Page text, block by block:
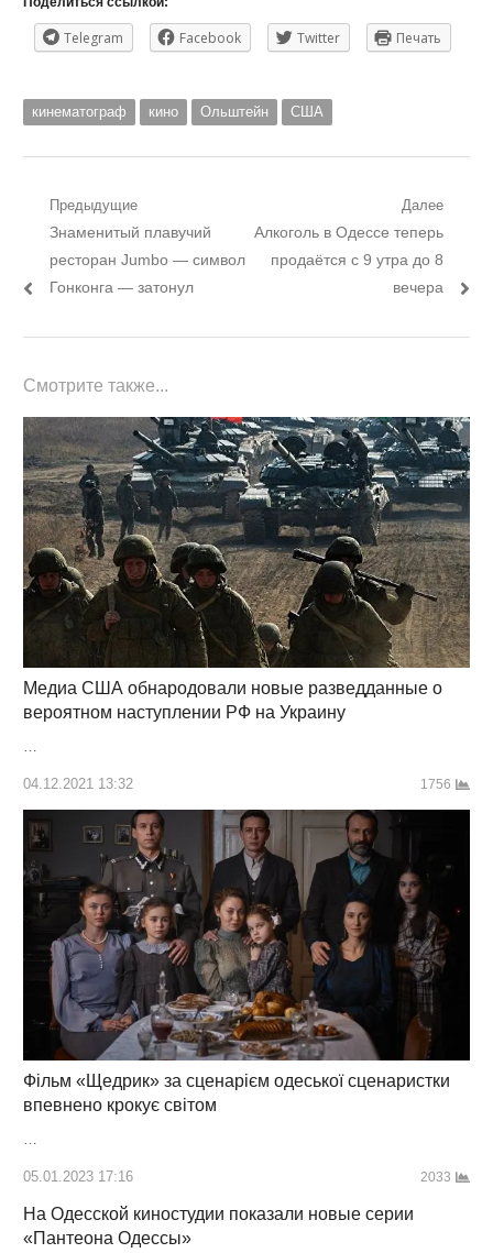
Telegram Facebook Twitter Печать
кинематограф кино Ольштейн США
Навигация
записям
Предыдущие
Предыдущий
пост:
Знаменитый плавучий
ресторан Jumbo — символ
Гонконга — затонул
Далее
Следующий
пост:
Алкоголь в Одессе теперь
продаётся с 9 утра до 8
вечера
Смотрите также...
Медиа США обнародовали новые разведданные о
вероятном наступлении РФ на Украину
…
04.12.2021 13:32 1756
Фільм «Щедрик» за сценарієм одеської сценаристки
впевнено крокує світом
…
05.01.2023 17:16 2033
На Одесской киностудии показали новые серии
«Пантеона Одессы»